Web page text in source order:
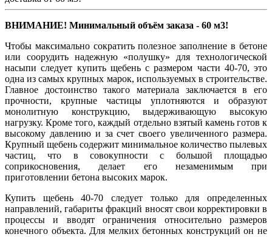
ВНИМАНИЕ! Минимальный объём заказа - 60 м3!
Чтобы максимально сократить полезное заполнение в бетоне
или соорудить надежную «полушку» для технологической
насыпи следует купить щебень с размером части 40-70, это
одна из самых крупных марок, используемых в строительстве.
Главное достоинство такого материала заключается в его
прочности, крупные частицы уплотняются и образуют
монолитную конструкцию, выдерживающую высокую
нагрузку. Кроме того, каждый отдельно взятый камень готов к
высокому давлению и за счет своего увеличенного размера.
Крупный щебень содержит минимальное количество пылевых
частиц, что в совокупности с большой площадью
соприкосновения, делает его незаменимым при
приготовлении бетона высоких марок.
Купить щебень 40-70 следует только для определенных
направлений, габариты фракций вносят свои корректировки в
процессы и вводят ограничения относительно размеров
конечного объекта. Для мелких бетонных конструкций он не